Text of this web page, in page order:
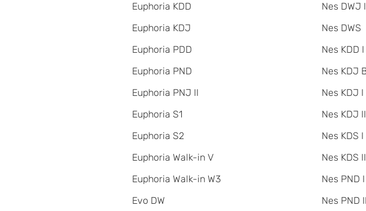
Euphoria KDD
Euphoria KDJ
Euphoria PDD
Euphoria PND
Euphoria PNJ II
Euphoria S1
Euphoria S2
Euphoria Walk-in V
Euphoria Walk-in W3
Evo DW
Nes DWJ
Nes DWS
Nes KDD I
Nes KDJ
Nes KDJ I
Nes KDJ II
Nes KDS I
Nes KDS II
Nes PND I
Nes PND II